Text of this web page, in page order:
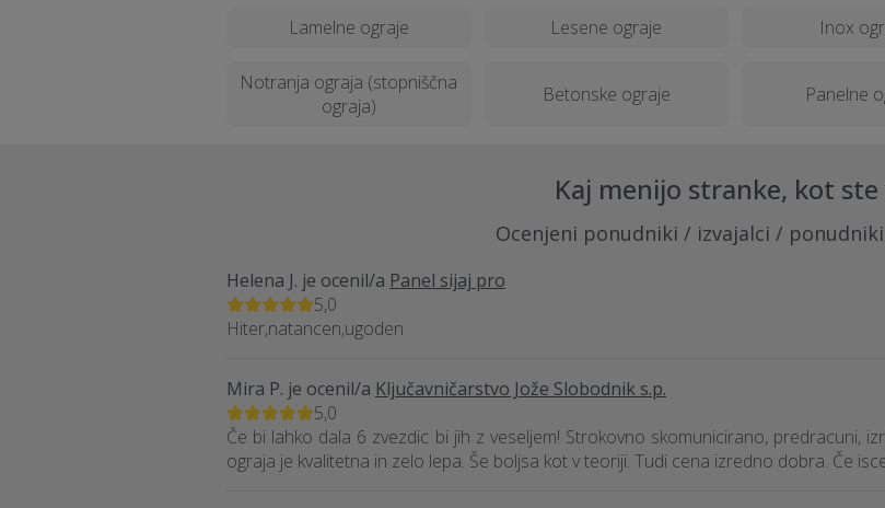
Lamelne ograje Lesene ograje Inox
Notranja ograja (stopniščna
ograja)
Betonske ograje Panelne
Kaj menijo stranke, kot ste
Ocenjeni ponudniki / izvajalci /
Helena J. je ocenil/a Panel sijaj pro
5,0
Hiter,natancen,ugoden
Mira P. je ocenil/a Ključavničarstvo Jože Slobodnik s.p.
5,0
Če bi lahko dala 6 zvezdic bi jih z veseljem! Strokovno skomunicirano, predracuni,
ograja je kvalitetna in zelo lepa. Še boljsa kot v teoriji. Tudi cena izredno dobra. Če